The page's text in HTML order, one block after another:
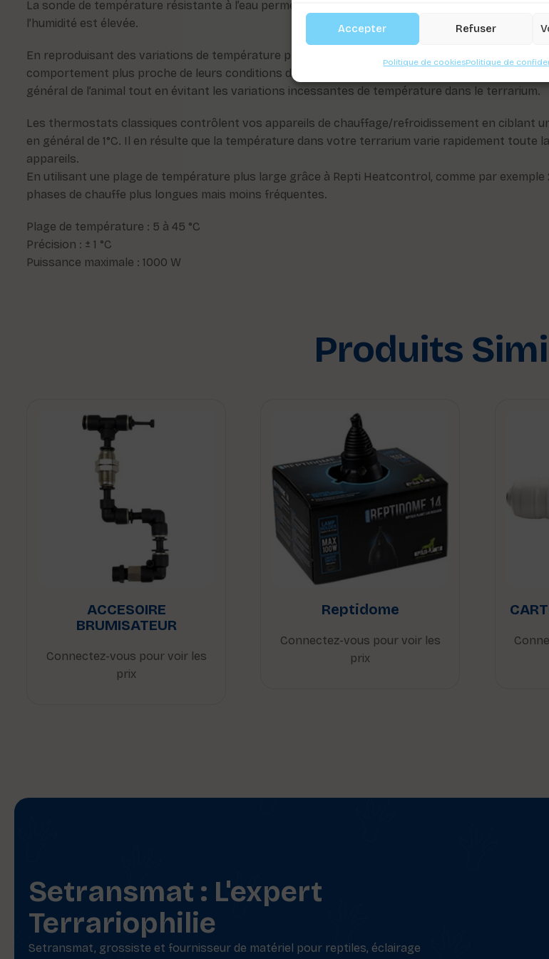
Accepter Refuser
Politique de cookiesPolitique de
La sonde de température résistante à l’eau permet une utilisation fiable dans différents
l’humidité est élevée.
En reproduisant des variations de température plus naturelles et moins brutales, le Repti
comportement plus proche de leurs conditions de vie naturelles. Les cycles de chauffe plus
général de l’animal tout en évitant les variations incessantes de température dans le terrarium.
Les thermostats classiques contrôlent vos appareils de chauffage/refroidissement en ciblant
en général de 1°C. Il en résulte que la température dans votre terrarium varie rapidement toute
appareils.
En utilisant une plage de température plus large grâce à Repti Heatcontrol, comme par
phases de chauffe plus longues mais moins fréquentes.
Plage de température : 5 à 45 °C
Précision : ± 1 °C
Puissance maximale : 1000 W
Produits
ACCESOIRE
BRUMISATEUR
Connectez-vous pour voir les
prix
Reptidome
Connectez-vous pour voir les
prix
Setransmat : L'expert
Terrariophilie
Setransmat, grossiste et fournisseur de matériel pour reptiles, éclairage